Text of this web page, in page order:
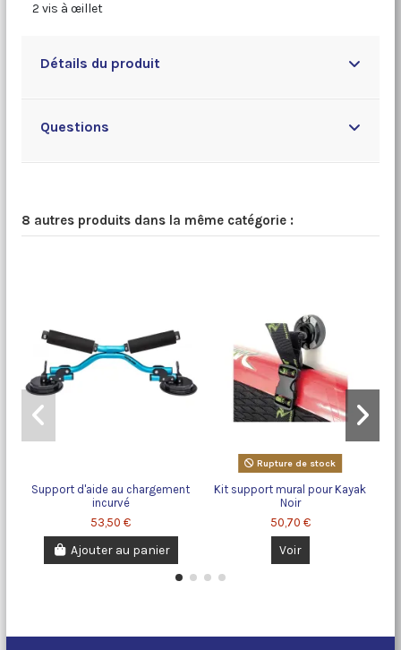
2 vis à œillet
Détails du produit
Questions
8 autres produits dans la même catégorie :
Support d'aide au chargement
incurvé
53,50 €
Ajouter au panier
Rupture de stock
Kit support mural pour Kayak
Noir
50,70 €
Voir